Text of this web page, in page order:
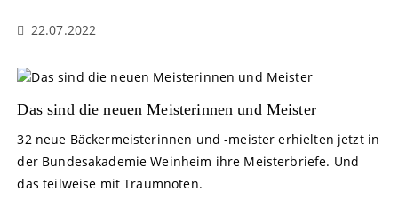
22.07.2022
Das sind die neuen Meisterinnen und Meister
32 neue Bäckermeisterinnen und -meister erhielten jetzt in
der Bundesakademie Weinheim ihre Meisterbriefe. Und
das teilweise mit Traumnoten.